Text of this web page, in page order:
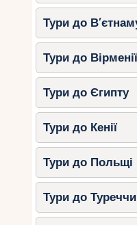
бронюючи
Booking.com
отримати
Осінь – одне з
відпочинку на
ексклюзивні
туристів роблять
комфортної, але
Використовуйте
акціями та
відпочинком без
Тури до
Тури до Вірменії
Тури до Єгипту
Тури до Кенії
Тури до Польщі
Тури до